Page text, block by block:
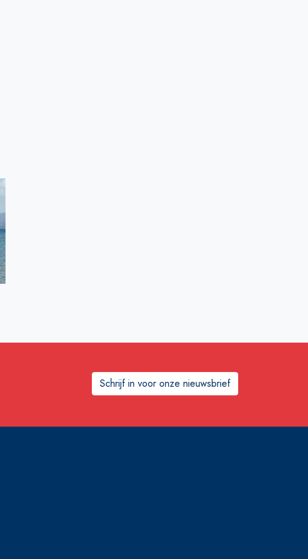
Schrijf in voor onze nieuwsbrief